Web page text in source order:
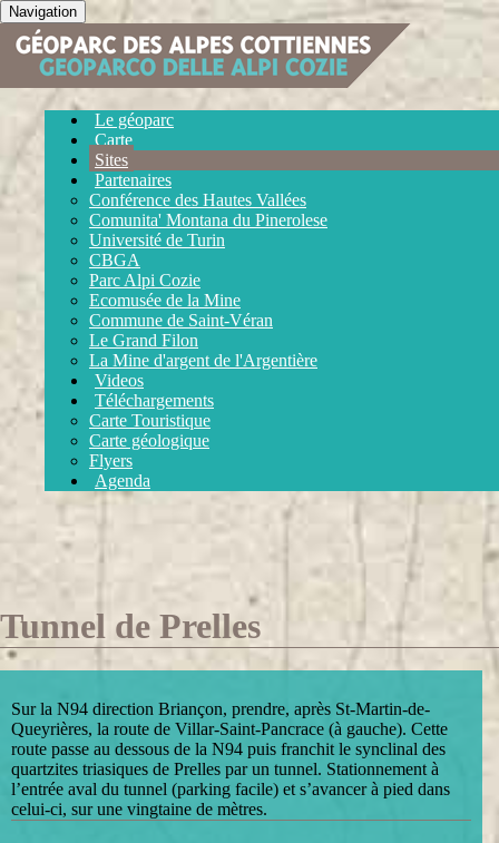
Navigation
Le géoparc
Carte
Sites
Partenaires
Conférence des Hautes Vallées
Comunita' Montana du Pinerolese
Université de Turin
CBGA
Parc Alpi Cozie
Ecomusée de la Mine
Commune de Saint-Véran
Le Grand Filon
La Mine d'argent de l'Argentière
Videos
Téléchargements
Carte Touristique
Carte géologique
Flyers
Agenda
Tunnel de Prelles
Sur la N94 direction Briançon, prendre, après St-Martin-de-
Queyrières, la route de Villar-Saint-Pancrace (à gauche). Cette
route passe au dessous de la N94 puis franchit le synclinal des
quartzites triasiques de Prelles par un tunnel. Stationnement à
l’entrée aval du tunnel (parking facile) et s’avancer à pied dans
celui-ci, sur une vingtaine de mètres.